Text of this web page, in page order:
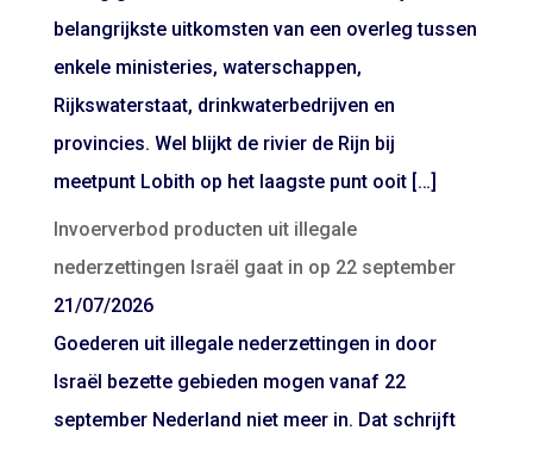
belangrijkste uitkomsten van een overleg tussen
enkele ministeries, waterschappen,
Rijkswaterstaat, drinkwaterbedrijven en
provincies. Wel blijkt de rivier de Rijn bij
meetpunt Lobith op het laagste punt ooit […]
Invoerverbod producten uit illegale
nederzettingen Israël gaat in op 22 september
21/07/2026
Goederen uit illegale nederzettingen in door
Israël bezette gebieden mogen vanaf 22
september Nederland niet meer in. Dat schrijft